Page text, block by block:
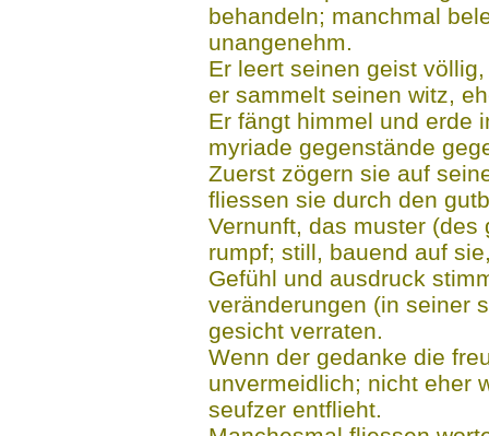
behandeln; manchmal
unangenehm.
Er leert seinen geist
er sammelt seinen witz,
Er fängt himmel und erde
myriade gegenstände
Zuerst zögern sie auf
fliessen sie durch den
Vernunft, das muster
rumpf; still, bauend auf
Gefühl und ausdruck
veränderungen (in seiner
gesicht verraten.
Wenn der gedanke die
unvermeidlich; nicht eher
seufzer entflieht.